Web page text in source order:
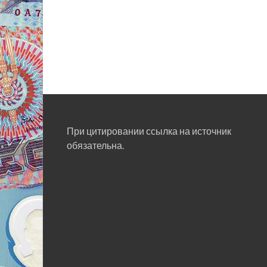
При цитировании ссылка на источник
обязательна.